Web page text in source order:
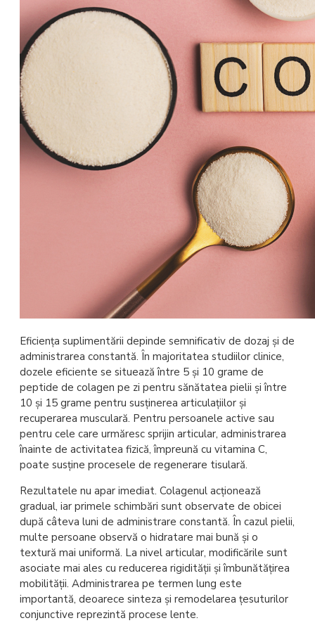
Eficiența suplimentării depinde semnificativ de dozaj și de
administrarea constantă. În majoritatea studiilor clinice,
dozele eficiente se situează între 5 și 10 grame de
peptide de colagen pe zi pentru sănătatea pielii și între
10 și 15 grame pentru susținerea articulațiilor și
recuperarea musculară. Pentru persoanele active sau
pentru cele care urmăresc sprijin articular, administrarea
înainte de activitatea fizică, împreună cu vitamina C,
poate susține procesele de regenerare tisulară.
Rezultatele nu apar imediat. Colagenul acționează
gradual, iar primele schimbări sunt observate de obicei
după câteva luni de administrare constantă. În cazul pielii,
multe persoane observă o hidratare mai bună și o
textură mai uniformă. La nivel articular, modificările sunt
asociate mai ales cu reducerea rigidității și îmbunătățirea
mobilității. Administrarea pe termen lung este
importantă, deoarece sinteza și remodelarea țesuturilor
conjunctive reprezintă procese lente.